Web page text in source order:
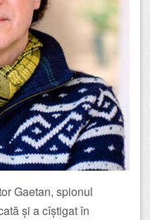
Gaetan, spionul
și a cîștigat în